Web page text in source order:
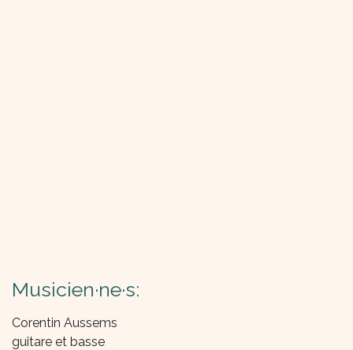
Musicien·ne·s:
Corentin Aussems
guitare et basse